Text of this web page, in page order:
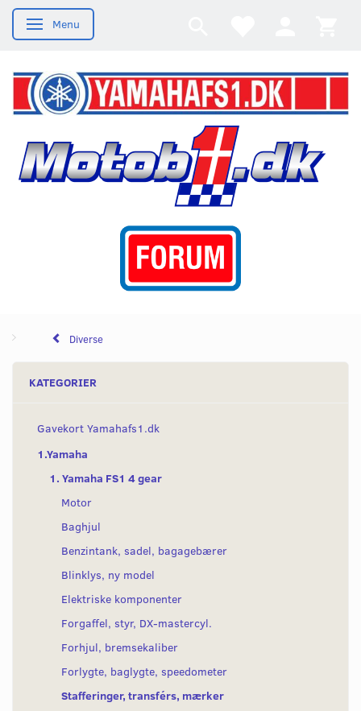
Skifte navigation
Menu
Diverse
KATEGORIER
Gavekort Yamahafs1.dk
1.Yamaha
1. Yamaha FS1 4 gear
Motor
Baghjul
Benzintank, sadel, bagagebærer
Blinklys, ny model
Elektriske komponenter
Forgaffel, styr, DX-mastercyl.
Forhjul, bremsekaliber
Forlygte, baglygte, speedometer
Stafferinger, transférs, mærker